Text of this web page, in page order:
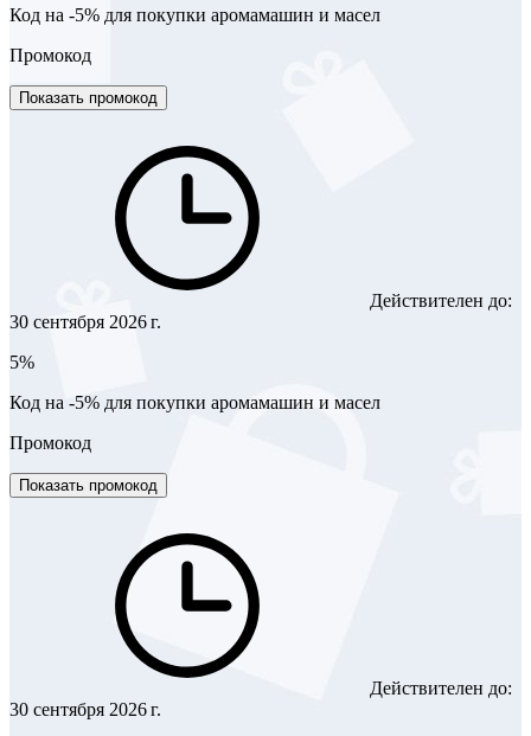
Код на -5% для покупки аромамашин и масел
Промокод
Показать промокод
Действителен до:
30 сентября 2026 г.
5%
Код на -5% для покупки аромамашин и масел
Промокод
Показать промокод
Действителен до:
30 сентября 2026 г.